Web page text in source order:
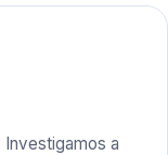
Investigamos a